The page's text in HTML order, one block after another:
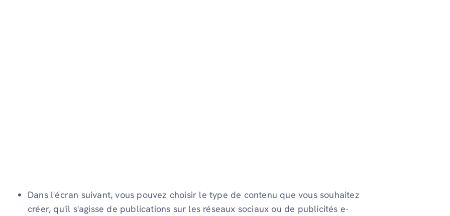
Dans l'écran suivant, vous pouvez choisir le type de contenu que vous souhaitez
créer, qu'il s'agisse de publications sur les réseaux sociaux ou de publicités e-